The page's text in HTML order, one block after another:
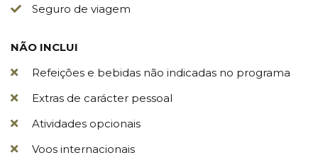
Seguro de viagem
NÃO INCLUI
Refeições e bebidas não indicadas no programa
Extras de carácter pessoal
Atividades opcionais
Voos internacionais